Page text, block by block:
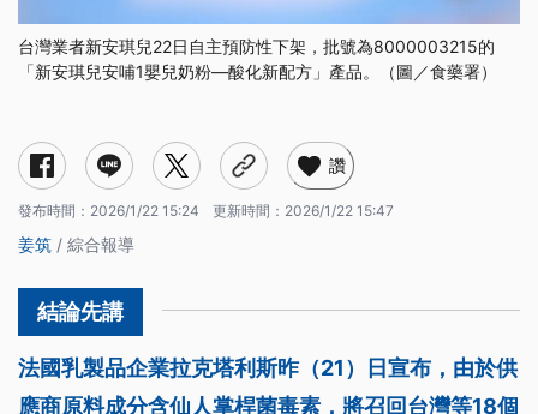
台灣業者新安琪兒22日自主預防性下架，批號為8000003215的
「新安琪兒安哺1嬰兒奶粉—酸化新配方」產品。（圖／食藥署）
讚
發布時間： 2026/1/22 15:24 更新時間： 2026/1/22 15:47
姜筑 / 綜合報導
法國乳製品企業拉克塔利斯昨（21）日宣布，由於供
應商原料成分含仙人掌桿菌毒素，將召回台灣等18個